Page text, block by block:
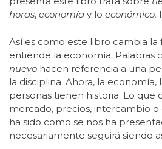
horas, economía y lo económico,
Así es como este libro cambia la
entiende la economía. Palabras
nuevo hacen referencia a una
la disciplina. Ahora, la economía,
personas tienen historia. Lo que
mercado, precios, intercambio
ha sido como se nos ha
necesariamente seguirá siendo